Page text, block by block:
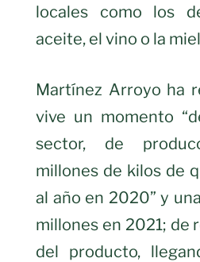
locales como los
aceite, el vino o la
Martínez Arroyo ha
vive un momento
sector, de
millones de kilos de
al año en 2020” y
millones en 2021; de
del producto,